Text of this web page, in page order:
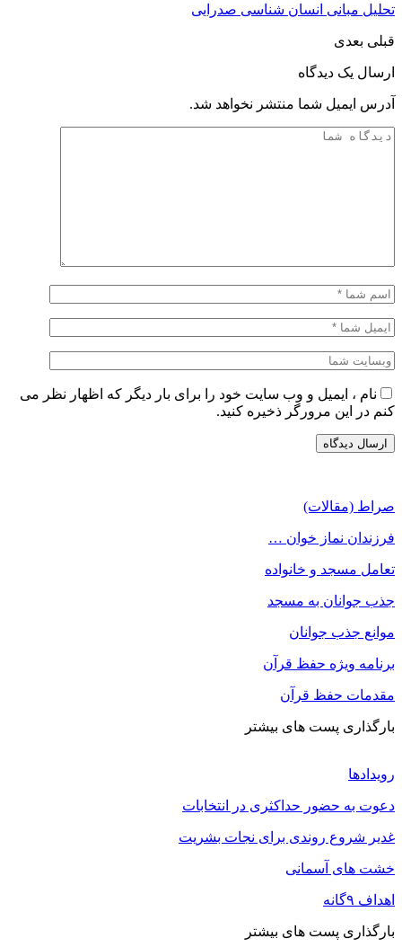
تحلیل مبانی انسان شناسی صدرایی
قبلی بعدی
ارسال یک دیدگاه
آدرس ایمیل شما منتشر نخواهد شد.
نام ، ایمیل و وب سایت خود را برای بار دیگر که اظهار نظر می
کنم در این مرورگر ذخیره کنید.
صراط (مقالات)
فرزندان نماز خوان …
تعامل مسجد و خانواده
جذب جوانان به مسجد
موانع جذب جوانان
برنامه ویژه حفظ قرآن
مقدمات حفظ قرآن
بارگذاری پست های بیشتر
رویدادها
دعوت به حضور حداکثری در انتخابات
غدیر شروع روندی برای نجات بشریت
خشت های آسمانی
اهداف ۹گانه
بارگذاری پست های بیشتر